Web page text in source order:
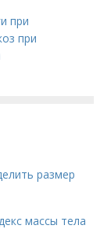
при
при
размер
массы тела